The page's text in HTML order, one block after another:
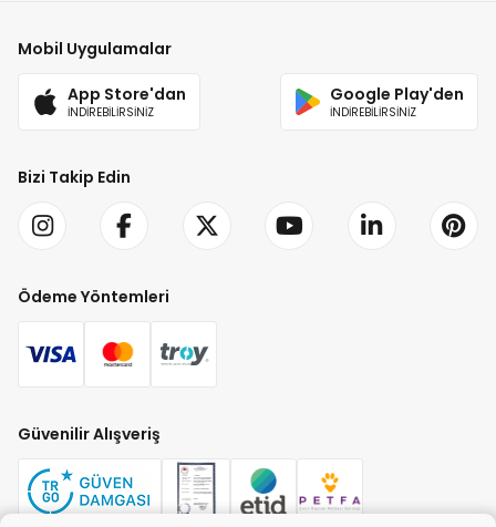
Mobil Uygulamalar
App Store'dan
İNDİREBİLİRSİNİZ
Google Play'den
İNDİREBİLİRSİNİZ
Bizi Takip Edin
Ödeme Yöntemleri
Güvenilir Alışveriş